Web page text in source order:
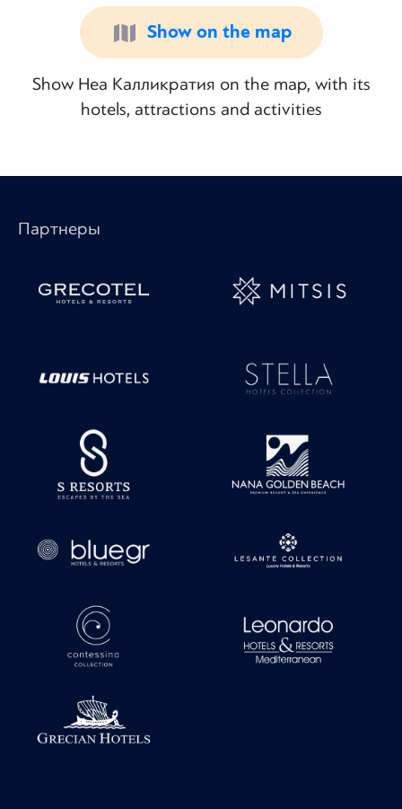
Show on the map
Show Неа Калликратия on the map, with its
hotels, attractions and activities
Партнеры